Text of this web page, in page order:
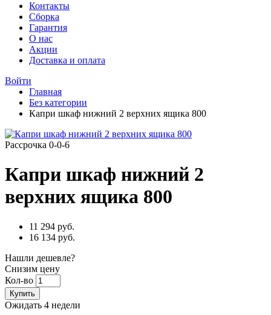
Контакты
Сборка
Гарантия
О нас
Акции
Доставка и оплата
Войти
Главная
Без категории
Капри шкаф нижний 2 верхних ящика 800
Рассрочка 0-0-6
Капри шкаф нижний 2
верхних ящика 800
11 294 руб.
16 134 руб.
Нашли дешевле?
Снизим цену
Кол-во
Купить
Ожидать 4 недели